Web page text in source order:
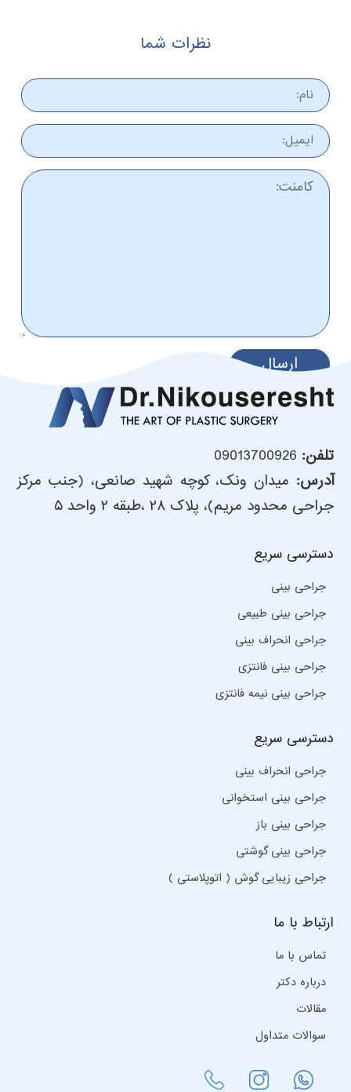
نظرات شما
ارسال
تلفن:
آدرس: میدان ونک، کوچه شهید صانعی، (جنب مرکز
جراحی محدود مریم)، پلاک ۲۸ ،طبقه ۲ واحد ۵
دسترسی سریع
جراحی بینی
جراحی بینی طبیعی
جراحی انحراف بینی
جراحی بینی فانتزی
جراحی بینی نیمه فانتزی
دسترسی سریع
جراحی انحراف بینی
جراحی بینی استخوانی
جراحی بینی باز
جراحی بینی گوشتی
جراحی زیبایی گوش ( اتوپلاستی )
ارتباط با ما
تماس با ما
درباره دکتر
مقالات
سوالات متداول